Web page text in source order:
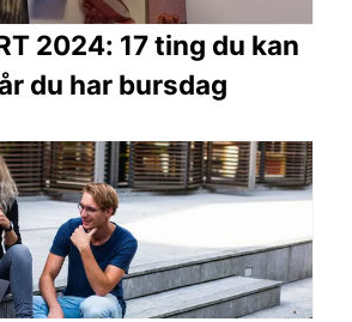
2024: 17 ting du kan
du har bursdag